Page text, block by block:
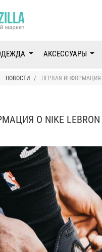
АКСЕССУАРЫ
НОВОСТИ ПЕРВАЯ ИНФОРМАЦИЯ О
О NIKE LEBRON